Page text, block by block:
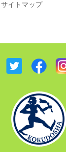
サイトマップ